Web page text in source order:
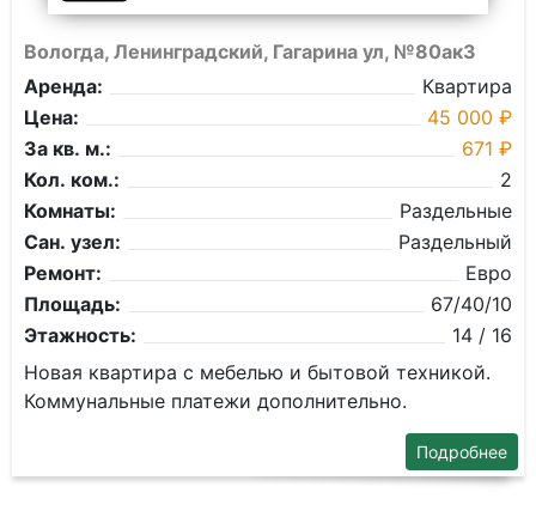
Вологда, Ленинградский, Гагарина ул, №80ак3
Аренда:
Квартира
Цена:
45 000 ₽
За кв. м.:
671 ₽
Кол. ком.:
2
Комнаты:
Раздельные
Сан. узел:
Раздельный
Ремонт:
Евро
Площадь:
67/40/10
Этажность:
14 / 16
Новая квартира с мебелью и бытовой техникой.
Коммунальные платежи дополнительно.
Подробнее